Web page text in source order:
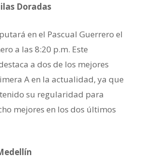
Doradas
en el Pascual Guerrero el
a las 8:20 p.m. Este
a dos de los mejores
A en la actualidad, ya que
su regularidad para
mejores en los dos últimos